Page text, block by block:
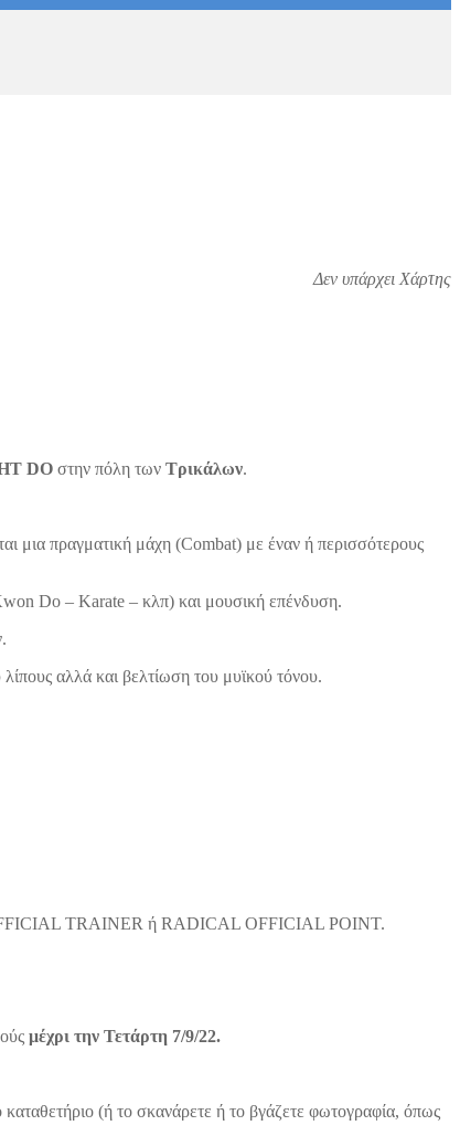
Δεν υπάρχει Χάρτης
DO στην πόλη των Τρικάλων.
μια πραγματική μάχη (Combat) με έναν ή περισσότερους
Do – Karate – κλπ) και μουσική επένδυση.
αλλά και βελτίωση του μυϊκού τόνου.
OFFICIAL TRAINER ή RADICAL OFFICIAL POINT.
μέχρι την Τετάρτη 7/9/22.
(ή το σκανάρετε ή το βγάζετε φωτογραφία, όπως